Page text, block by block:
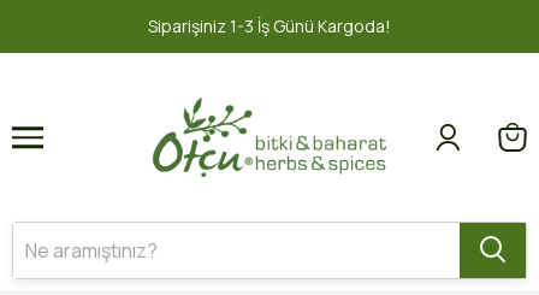
İş Günü Kargoda! 1 2